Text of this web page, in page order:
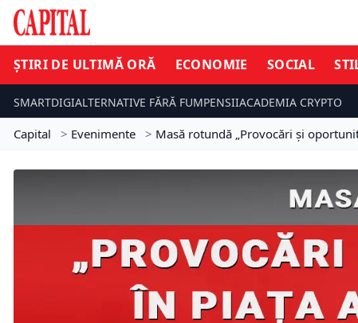
ȘTIRI DE ULTIMĂ ORĂ ECONOMIE SOCIAL
SMARTDIGIALTERNATIVE FĂRĂ FUMPENSIIACADEMIA CRYPTO
Capital > Evenimente > Masă rotundă „Provocări și